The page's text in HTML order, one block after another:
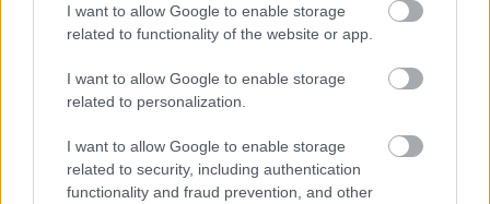
I want to allow Google to enable storage
related to functionality of the website or app.
I want to allow Google to enable storage
related to personalization.
I want to allow Google to enable storage
related to security, including authentication
functionality and fraud prevention, and other